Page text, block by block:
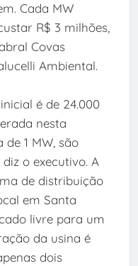
Cada MW
R$ 3 milhões,
Covas
Ambiental.
é de 24.000
nesta
1 MW, são
o executivo. A
de distribuição
em Santa
livre para um
da usina é
dois